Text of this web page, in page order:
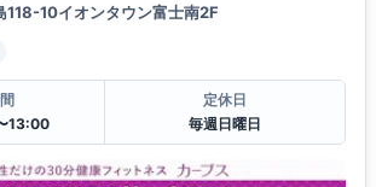
118-10イオンタウン富士南2F
13:00
定休日
毎週日曜日